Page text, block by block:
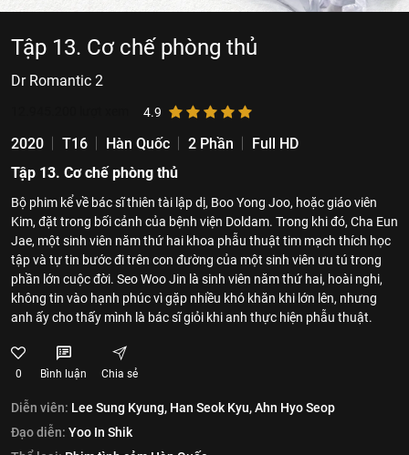
Tập 13. Cơ chế phòng thủ
Dr Romantic 2
4.9
2020 T16 Hàn Quốc 2 Phần
Full HD
Tập 13. Cơ chế phòng thủ
Bộ phim kể về bác sĩ thiên tài lập dị, Boo Yong Joo, hoặc giáo viên
Kim, đặt trong bối cảnh của bệnh viện Doldam. Trong khi đó, Cha Eun
Jae, một sinh viên năm thứ hai khoa phẫu thuật tim mạch thích học
tập và tự tin bước đi trên con đường của một sinh viên ưu tú trong
phần lớn cuộc đời. Seo Woo Jin là sinh viên năm thứ hai, hoài nghi,
không tin vào hạnh phúc vì gặp nhiều khó khăn khi lớn lên, nhưng
anh ấy cho thấy mình là bác sĩ giỏi khi anh thực hiện phẫu thuật.
0 Bình luận Chia sẻ
Diễn viên: Lee Sung Kyung, Han Seok Kyu,Ahn Hyo Seop
Đạo diễn: Yoo In Shik